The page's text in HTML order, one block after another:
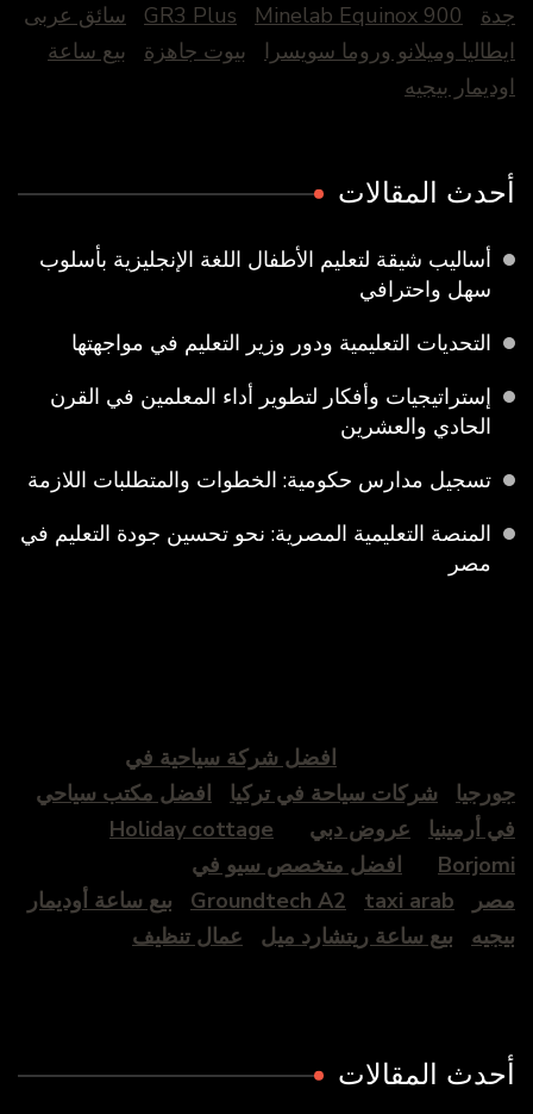
جدة
GR3 Plus Minelab Equinox 900
سائق عربى
ايطاليا وميلانو وروما سويسرا
بيوت جاهزة
بيع ساعة
اوديمار بيجيه
أحدث المقالات
أساليب شيقة لتعليم الأطفال اللغة الإنجليزية بأسلوب
سهل واحترافي
التحديات التعليمية ودور وزير التعليم في مواجهتها
إستراتيجيات وأفكار لتطوير أداء المعلمين في القرن
الحادي والعشرين
تسجيل مدارس حكومية: الخطوات والمتطلبات اللازمة
المنصة التعليمية المصرية: نحو تحسين جودة التعليم في
مصر
افضل شركة سياحية في
جورجيا
شركات سياحة في تركيا
افضل مكتب سياحي
في أرمينيا
عروض دبي
Holiday cottage
Borjomi
افضل متخصص سيو في
مصر
Groundtech A2 taxi arab
بيع ساعة أوديمار
بيجيه
بيع ساعة ريتشارد ميل عمال تنظيف
أحدث المقالات